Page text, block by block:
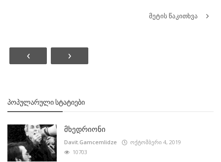
მეტის წაკითხვა
‹ ›
ᲞᲝᲞᲣᲚᲐᲠᲣᲚᲘ ᲡᲢᲐᲢᲘᲔᲑᲘ
მხედრიონი
Davit.Gamcemlidze
ოქტომბერი 4, 2019
10703